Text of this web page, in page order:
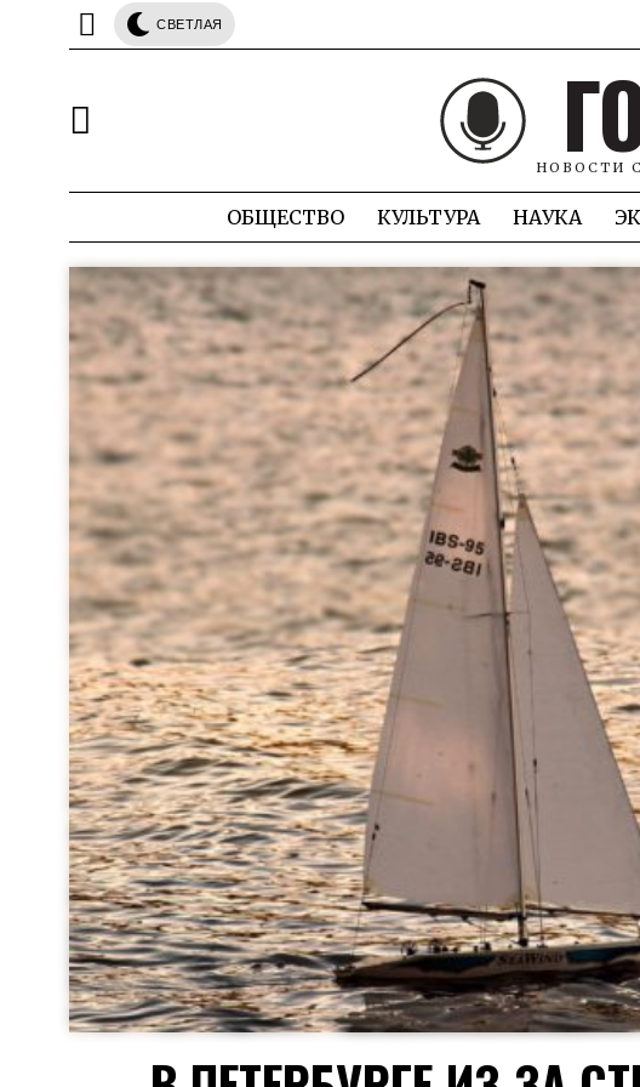
СВЕТЛАЯ
НОВОСТИ
ОБЩЕСТВО КУЛЬТУРА НАУКА